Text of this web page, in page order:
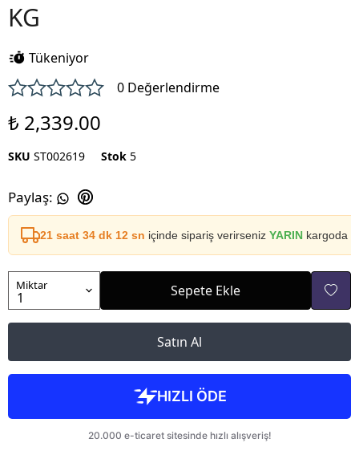
KG
Tükeniyor
0 Değerlendirme
₺ 2,339.00
SKU ST002619 Stok 5
Paylaş:
21 saat 34 dk 12 sn içinde sipariş verirseniz YARIN kargoda
Miktar Sepete Ekle
Satın Al